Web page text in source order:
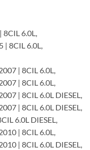
6.0L,
8CIL 6.0L,
| 8CIL 6.0L,
| 8CIL 6.0L,
| 8CIL 6.0L DIESEL,
| 8CIL 6.0L DIESEL,
6.0L DIESEL,
| 8CIL 6.0L,
| 8CIL 6.0L DIESEL,